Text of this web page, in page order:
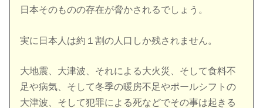
日本そのものの存在が脅かされるでしょう。
実に日本人は約１割の人口しか残されません。
大地震、大津波、それによる大火災、そして食料不
足や病気、そして冬季の暖房不足やポールシフトの
大津波、そして犯罪による死などでその事は起きる